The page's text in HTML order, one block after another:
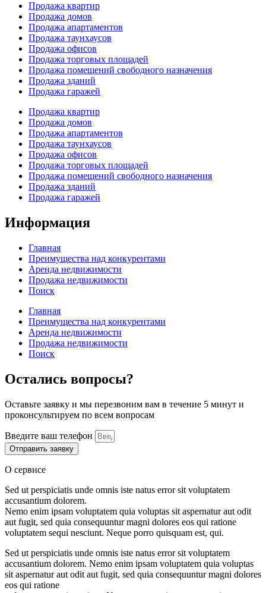
Продажа квартир
Продажа домов
Продажа апартаментов
Продажа таунхаусов
Продажа офисов
Продажа торговых площадей
Продажа помещений свободного назначения
Продажа зданий
Продажа гаражей
Продажа квартир
Продажа домов
Продажа апартаментов
Продажа таунхаусов
Продажа офисов
Продажа торговых площадей
Продажа помещений свободного назначения
Продажа зданий
Продажа гаражей
Информация
Главная
Преимущества над конкурентами
Аренда недвижимости
Продажа недвижимости
Поиск
Главная
Преимущества над конкурентами
Аренда недвижимости
Продажа недвижимости
Поиск
Остались вопросы?
Оставьте заявку и мы перезвоним вам в течение 5 минут и
проконсультируем по всем вопросам
Введите ваш телефон
Отправить заявку
О сервисе
Sed ut perspiciatis unde omnis iste natus error sit voluptatem
accusantium dolorem.
Nemo enim ipsam voluptatem quia voluptas sit aspernatur aut odit
aut fugit, sed quia consequuntur magni dolores eos qui ratione
voluptatem sequi nesciunt. Neque porro quisquam est, qui.
Sed ut perspiciatis unde omnis iste natus error sit voluptatem
accusantium dolorem. Nemo enim ipsam voluptatem quia voluptas
sit aspernatur aut odit aut fugit, sed quia consequuntur magni dolores
eos qui ratione